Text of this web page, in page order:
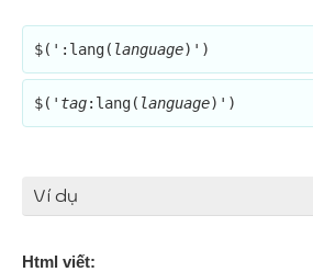
$(':lang( language)')
$(' tag:lang( language)')
Ví dụ
Html viết: